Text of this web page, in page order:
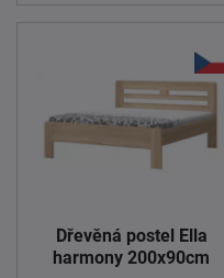
Dřevěná postel Ella
harmony 200x90cm